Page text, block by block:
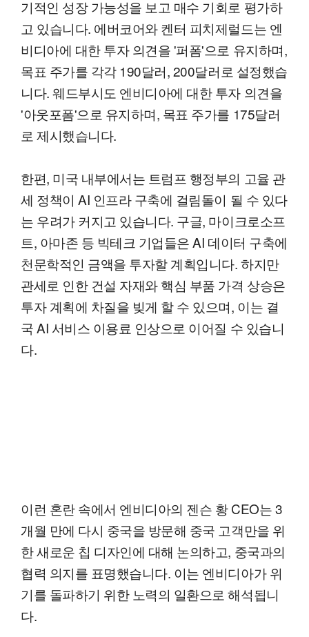
기적인 성장 가능성을 보고 매수 기회로 평가하
고 있습니다. 에버코어와 켄터 피치제럴드는 엔
비디아에 대한 투자 의견을 '퍼폼'으로 유지하며,
목표 주가를 각각 190달러, 200달러로 설정했습
니다. 웨드부시도 엔비디아에 대한 투자 의견을
'아웃포폼'으로 유지하며, 목표 주가를 175달러
로 제시했습니다.
한편, 미국 내부에서는 트럼프 행정부의 고율 관
세 정책이 AI 인프라 구축에 걸림돌이 될 수 있다
는 우려가 커지고 있습니다. 구글, 마이크로소프
트, 아마존 등 빅테크 기업들은 AI 데이터 구축에
천문학적인 금액을 투자할 계획입니다. 하지만
관세로 인한 건설 자재와 핵심 부품 가격 상승은
투자 계획에 차질을 빚게 할 수 있으며, 이는 결
국 AI 서비스 이용료 인상으로 이어질 수 있습니
다.
이런 혼란 속에서 엔비디아의 젠슨 황 CEO는 3
개월 만에 다시 중국을 방문해 중국 고객만을 위
한 새로운 칩 디자인에 대해 논의하고, 중국과의
협력 의지를 표명했습니다. 이는 엔비디아가 위
기를 돌파하기 위한 노력의 일환으로 해석됩니
다.